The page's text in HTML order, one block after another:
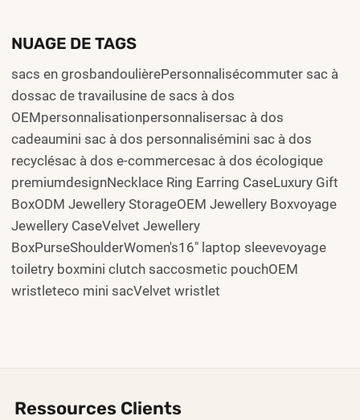
NUAGE DE TAGS
sacs en grosbandoulièrePersonnalisécommuter sac à
dossac de travailusine de sacs à dos
OEMpersonnalisationpersonnalisersac à dos
cadeaumini sac à dos personnalisémini sac à dos
recyclésac à dos e-commercesac à dos écologique
premiumdesignNecklace Ring Earring CaseLuxury Gift
BoxODM Jewellery StorageOEM Jewellery Boxvoyage
Jewellery CaseVelvet Jewellery
BoxPurseShoulderWomen's16" laptop sleevevoyage
toiletry boxmini clutch saccosmetic pouchOEM
wristleteco mini sacVelvet wristlet
Ressources Clients